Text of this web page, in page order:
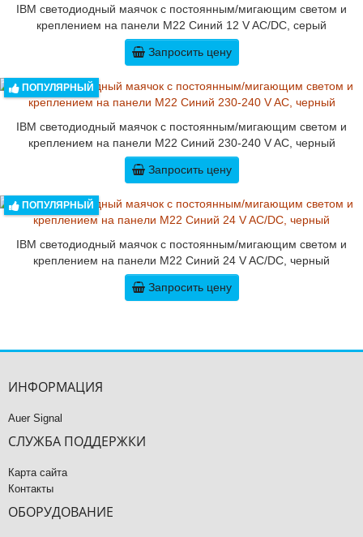
IBM светодиодный маячок с постоянным/мигающим светом и
креплением на панели M22 Синий 12 V AC/DC, серый
Запросить цену
ПОПУЛЯРНЫЙ
IBM светодиодный маячок с постоянным/мигающим светом и
креплением на панели M22 Синий 230-240 V AC, черный
Запросить цену
ПОПУЛЯРНЫЙ
IBM светодиодный маячок с постоянным/мигающим светом и
креплением на панели M22 Синий 24 V AC/DC, черный
Запросить цену
ИНФОРМАЦИЯ
Auer Signal
СЛУЖБА ПОДДЕРЖКИ
Карта сайта
Контакты
ОБОРУДОВАНИЕ